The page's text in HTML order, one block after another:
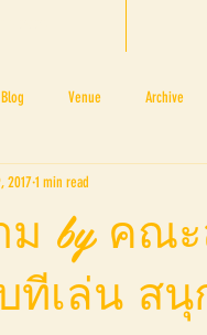
Venue Archive
NOV 4 5
ม by คณ
เล่น สนุ
20171 min read